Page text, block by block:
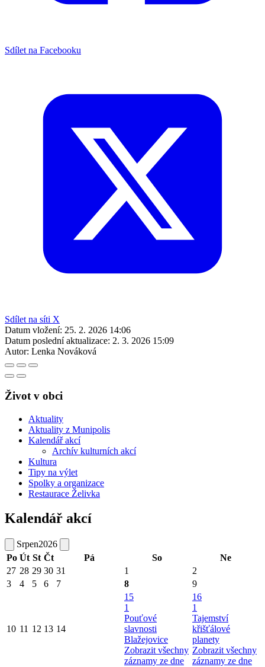
Sdílet na Facebooku
Sdílet na síti X
Datum vložení: 25. 2. 2026 14:06
Datum poslední aktualizace: 2. 3. 2026 15:09
Autor: Lenka Nováková
Život v obci
Aktuality
Aktuality z Munipolis
Kalendář akcí
Archív kulturních akcí
Kultura
Tipy na výlet
Spolky a organizace
Restaurace Želivka
Kalendář akcí
Srpen2026
Po Út St Čt Pá So
Ne
27 28 29 30 31 1
2
3
4 5 6 7 8 9
10 11 12 13 14
15
1
Pouťové
slavnosti
Blažejovice
Zobrazit všechny
záznamy ze dne
16
1
Tajemství
křišťálové
planety
Zobrazit všechny
záznamy ze dne